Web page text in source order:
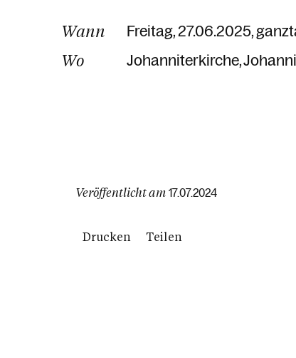
Wann Freitag, 27.06.2025,
Wo Johanniterkirche
Veröffentlicht am 17.07.2024
Drucken Teilen